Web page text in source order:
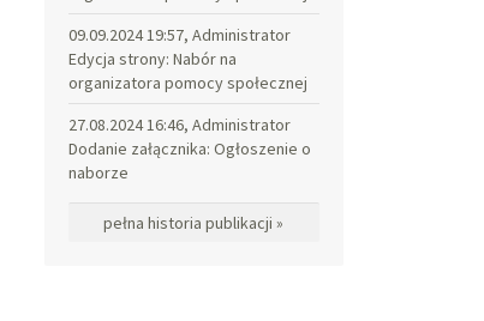
09.09.2024 19:57, Administrator
Edycja strony: Nabór na
organizatora pomocy społecznej
27.08.2024 16:46, Administrator
Dodanie załącznika: Ogłoszenie o
naborze
pełna historia publikacji »